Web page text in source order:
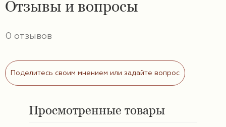
Отзывы и вопросы
0 отзывов
Поделитесь своим мнением или задайте вопрос
Просмотренные товары